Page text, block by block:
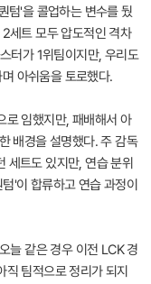
텀'을 콜업하는 변수를 뒀
세트 모두 압도적인 격차
터가 1위팀이지만, 우리도
아쉬움을 토로했다.
로 임했지만, 패배해서 아
배경을 설명했다. 주 감독
세트도 있지만, 연습 분위
'이 합류하고 연습 과정이
늘 같은 경우 이전 LCK 경
직 팀적으로 정리가 되지